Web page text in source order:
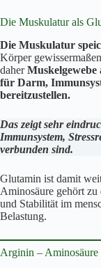
Die Muskulatur als
Die Muskulatur
Körper
daherMuskelgewebe
für Darm,
bereitzustellen.
Das zeigt sehr
Immunsystem,
verbunden sind.
Glutamin ist damit
Aminosäure gehört
und Stabilität im
Belastung.
Arginin –